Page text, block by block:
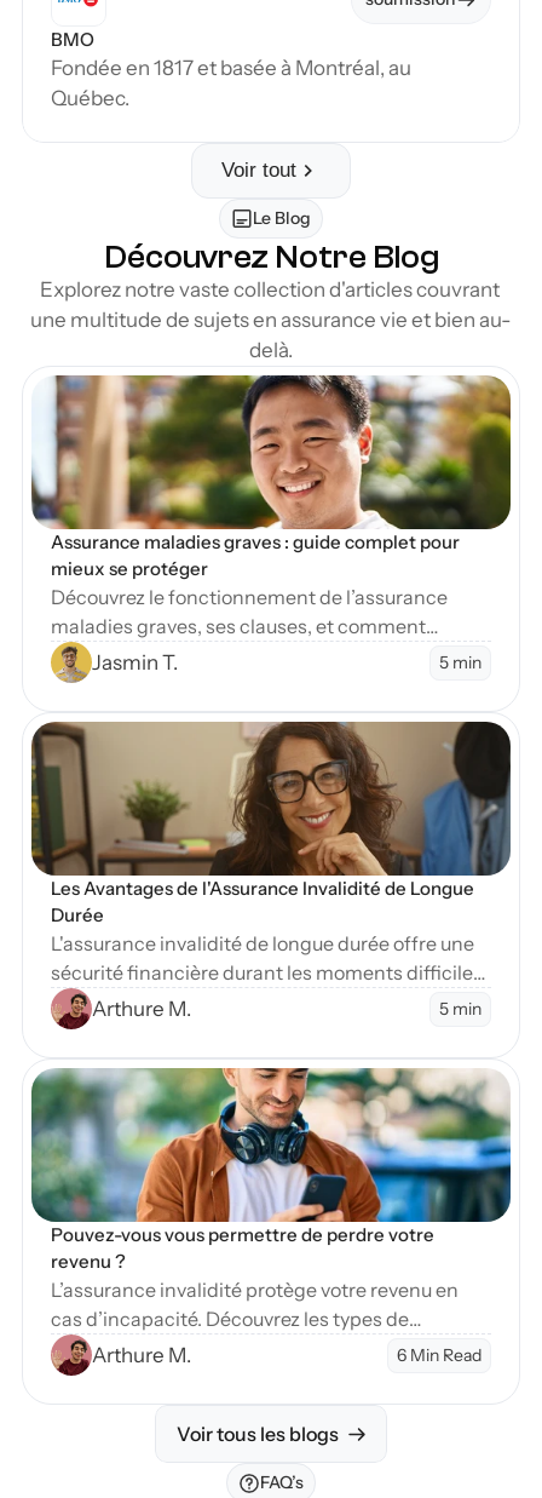
BMO
Fondée en 1817 et basée à Montréal, au
Québec.
Voir tout
Le Blog
Découvrez Notre Blog
Explorez notre vaste collection d'articles couvrant
une multitude de sujets en assurance vie et bien au-
delà.
Blog
Assurance maladies graves : guide complet pour
mieux se protéger
Découvrez le fonctionnement de l’assurance
maladies graves, ses clauses, et comment
protéger vos finances en cas de diagnostic
sévère.
Jasmin T. 5 min
Blog
Les Avantages de l'Assurance Invalidité de Longue
Durée
L'assurance invalidité de longue durée offre une
sécurité financière durant les moments difficiles.
Apprenez-en plus sur ses nombreux avantages
essentiels.
Arthure M. 5 min
Blog
Pouvez-vous vous permettre de perdre votre
revenu ?
L’assurance invalidité protège votre revenu en
cas d’incapacité. Découvrez les types de
couverture et étapes pour sécuriser votre avenir
financier.
Arthure M. 6 Min Read
Voir tous les blogs
FAQ’s